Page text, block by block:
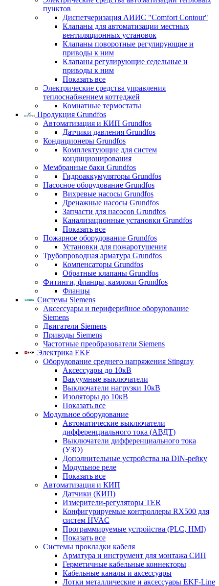
пунктов
Диспетчеризация АИИС "Comfort Contour"
Клапаны для автоматизации местных
вентиляционных установок
Клапаны поворотные регулирующие и
приводы к ним
Клапаны регулирующие седельные и
приводы к ним
Показать все
Электрические средства управления
теплоснабжением коттеджей
Комнатные термостаты
Продукция Grundfos
Автоматизация и КИП Grundfos
Датчики давления Grundfos
Кондиционеры Grundfos
Комплектующие для систем
кондиционирования
Мембранные баки Grundfos
Гидроаккумуляторы Grundfos
Насосное оборудование Grundfos
Вихревые насосы Grundfos
Дренажные насосы Grundfos
Запчасти для насосов Grundfos
Канализационные установки Grundfos
Показать все
Пожарное оборудование Grundfos
Установки для пожаротушения
Трубопроводная арматура Grundfos
Компенсаторы Grundfos
Обратные клапаны Grundfos
Фитинги, фланцы, камлоки Grundfos
Фланцы
Системы Siemens
Аксессуары и периферийное оборудование
Siemens
Двигатели Siemens
Приводы Siemens
Частотные преобразователи Siemens
Электрика EKF
Оборудование среднего напряжения Stingray
Аксессуары до 10кВ
Вакуумные выключатели
Выключатели нагрузки 10кВ
Изоляторы до 10кВ
Показать все
Модульное оборудование
Автоматические выключатели
дифференциального тока (АВДТ)
Выключатели дифференциального тока
(УЗО)
Дополнительные устройства на DIN-рейку
Модульное реле
Показать все
Автоматизация и КИП
Датчики (КИП)
Измерители-регуляторы TER
Конфигурируемые контроллеры RX500 для
систем HVAC
Программируемые устройства (PLC, HMI)
Показать все
Системы прокладки кабеля
Арматура и инструмент для монтажа СИП
Герметичные кабельные коннекторы
Кабельные каналы и аксессуары
Лотки металлические и аксессуары EKF-Line